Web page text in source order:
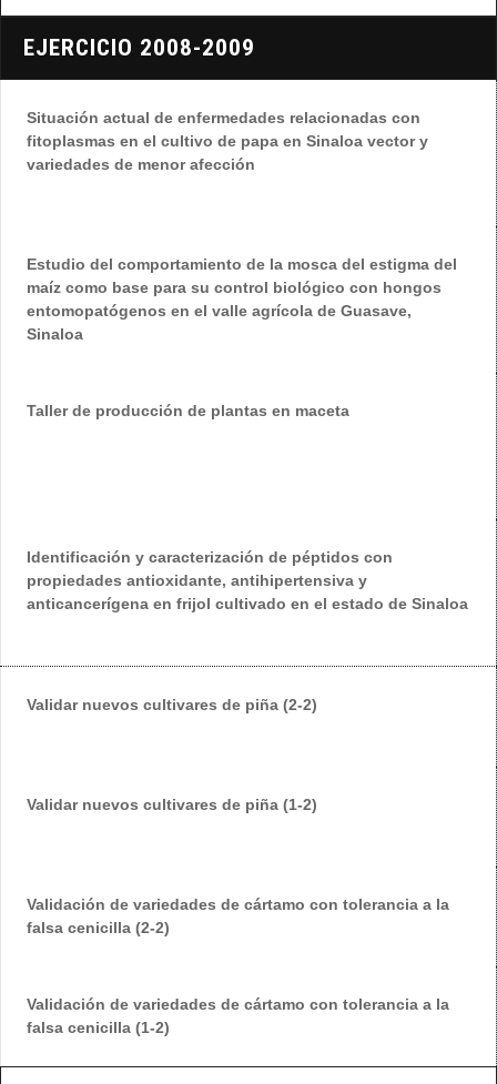
EJERCICIO 2008-2009
Situación actual de enfermedades relacionadas con
fitoplasmas en el cultivo de papa en Sinaloa vector y
variedades de menor afección
Estudio del comportamiento de la mosca del estigma del
maíz como base para su control biológico con hongos
entomopatógenos en el valle agrícola de Guasave,
Sinaloa
Taller de producción de plantas en maceta
Identificación y caracterización de péptidos con
propiedades antioxidante, antihipertensiva y
anticancerígena en frijol cultivado en el estado de Sinaloa
Validar nuevos cultivares de piña (2-2)
Validar nuevos cultivares de piña (1-2)
Validación de variedades de cártamo con tolerancia a la
falsa cenicilla (2-2)
Validación de variedades de cártamo con tolerancia a la
falsa cenicilla (1-2)